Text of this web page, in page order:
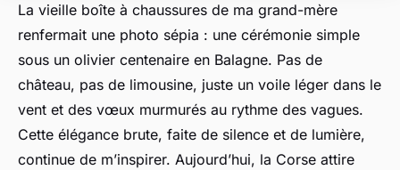
La vieille boîte à chaussures de ma grand-mère
renfermait une photo sépia : une cérémonie simple
sous un olivier centenaire en Balagne. Pas de
château, pas de limousine, juste un voile léger dans le
vent et des vœux murmurés au rythme des vagues.
Cette élégance brute, faite de silence et de lumière,
continue de m’inspirer. Aujourd’hui, la Corse attire